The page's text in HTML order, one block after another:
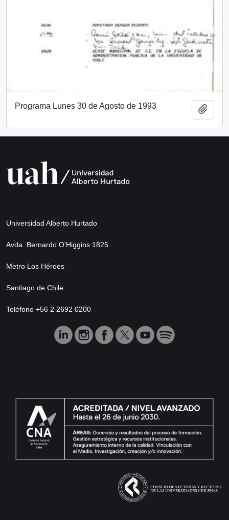
Programa Lunes 30 de Agosto de 1993
Universidad Alberto Hurtado
Avda. Bernardo O’Higgins 1825
Metro Los Héroes
Santiago de Chile
Teléfono +56 2 2692 0200